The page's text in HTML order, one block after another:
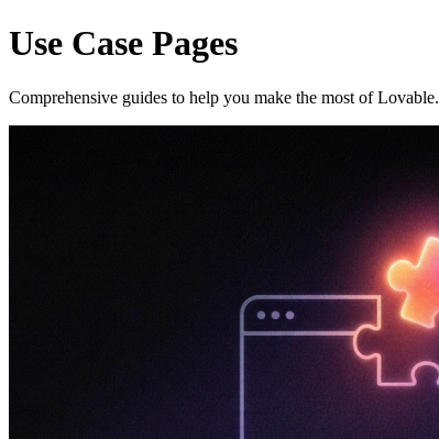
Use Case Pages
Comprehensive guides to help you make the most of Lovable.